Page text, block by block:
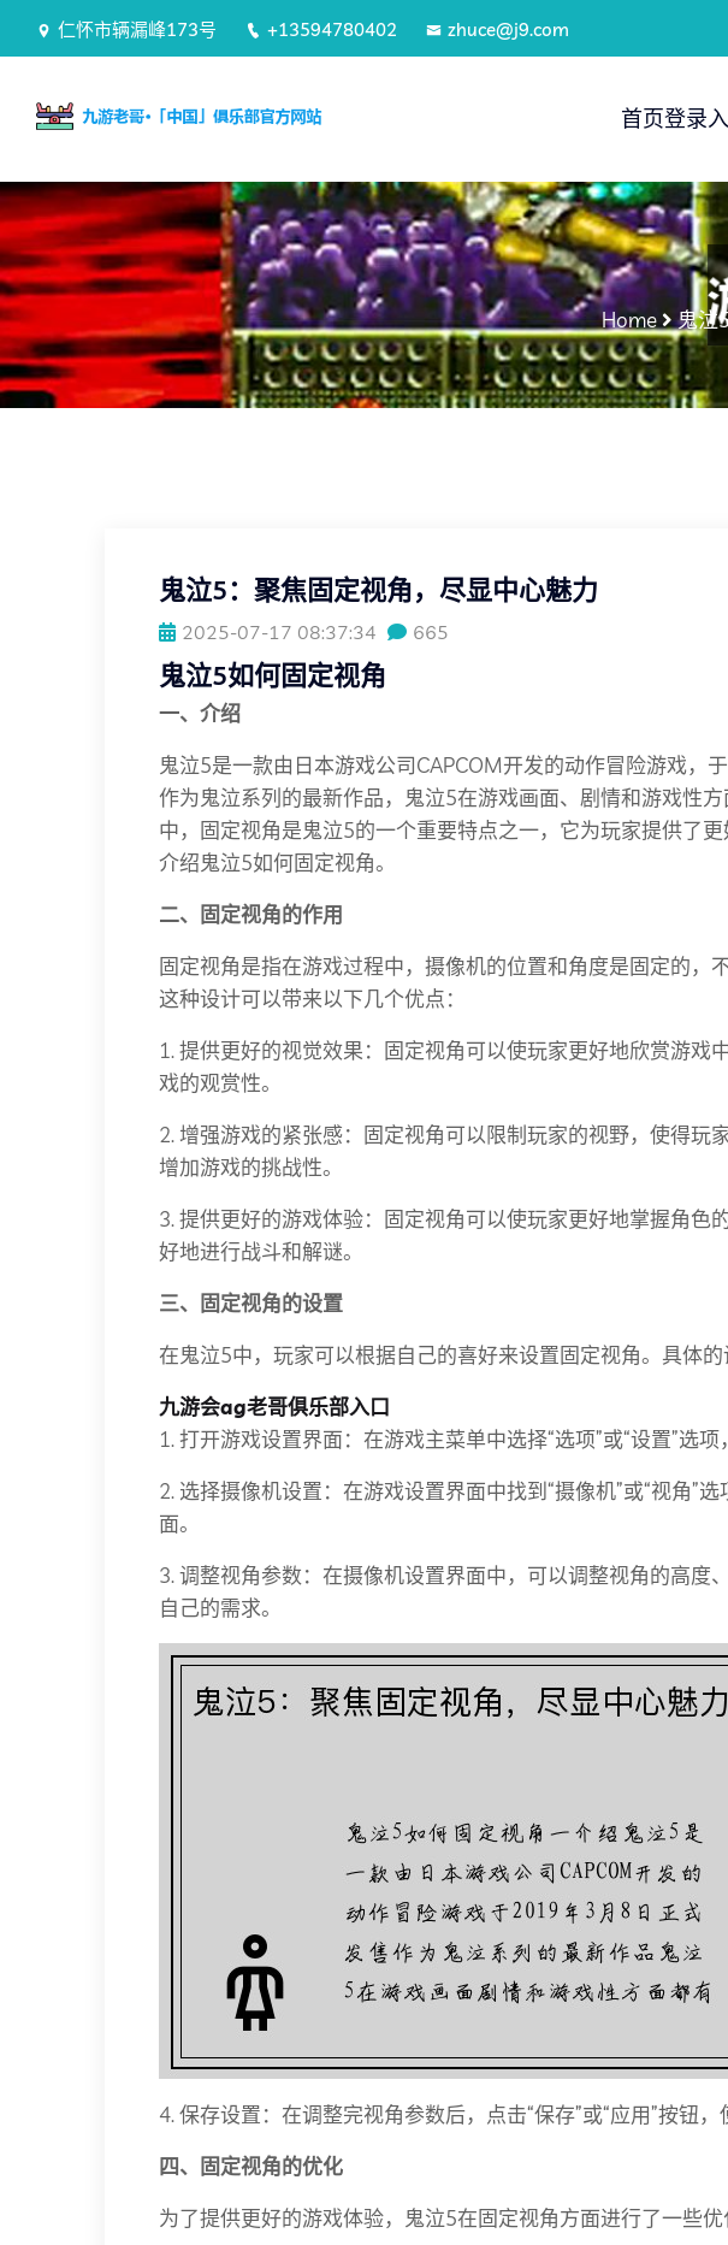
仁怀市辆漏峰173号 +13594780402 zhuce@j9.com
首页登录
Home 鬼泣
鬼泣5：聚焦固定视角，尽显中心魅力
2025-07-17 08:37:34 665
鬼泣5如何固定视角
一、介绍
鬼泣5是一款由日本游戏公司CAPCOM开发的动作冒险游戏，
作为鬼泣系列的最新作品，鬼泣5在游戏画面、剧情和游戏性
中，固定视角是鬼泣5的一个重要特点之一，它为玩家提供了
介绍鬼泣5如何固定视角。
二、固定视角的作用
固定视角是指在游戏过程中，摄像机的位置和角度是固定的，
这种设计可以带来以下几个优点：
1. 提供更好的视觉效果：固定视角可以使玩家更好地欣赏游戏
戏的观赏性。
2. 增强游戏的紧张感：固定视角可以限制玩家的视野，使得玩
增加游戏的挑战性。
3. 提供更好的游戏体验：固定视角可以使玩家更好地掌握角色
好地进行战斗和解谜。
三、固定视角的设置
在鬼泣5中，玩家可以根据自己的喜好来设置固定视角。具体的
九游会ag老哥俱乐部入口
1. 打开游戏设置界面：在游戏主菜单中选择“选项”或“设置”选项
2. 选择摄像机设置：在游戏设置界面中找到“摄像机”或“视角”
面。
3. 调整视角参数：在摄像机设置界面中，可以调整视角的高度
自己的需求。
4. 保存设置：在调整完视角参数后，点击“保存”或“应用”按钮，
四、固定视角的优化
为了提供更好的游戏体验，鬼泣5在固定视角方面进行了一些优